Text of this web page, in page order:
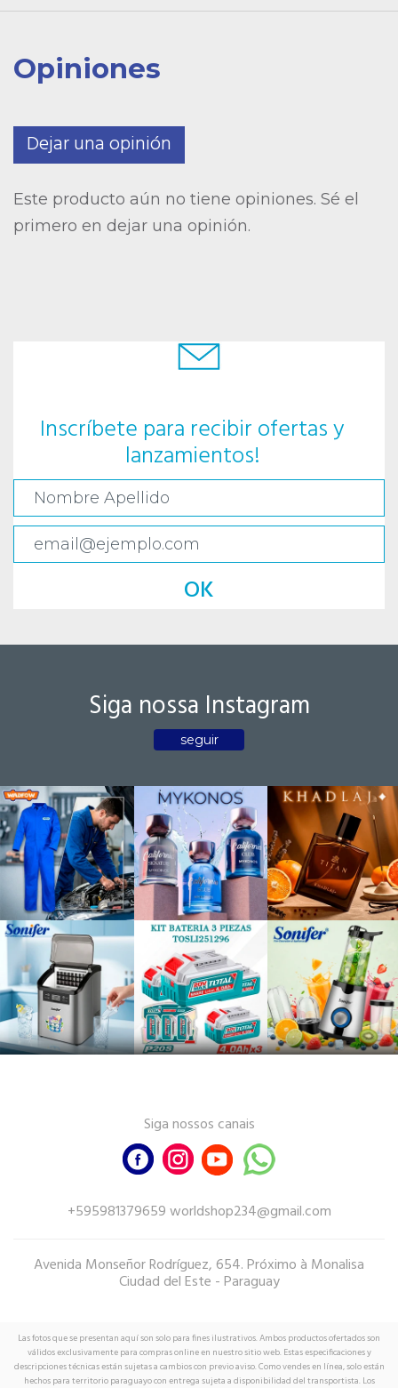
Opiniones
Dejar una opinión
Este producto aún no tiene opiniones. Sé el
primero en dejar una opinión.
Inscríbete para recibir ofertas y
lanzamientos!
OK
Siga nossa Instagram
seguir
Siga nossos canais
+595981379659 worldshop234@gmail.com
Avenida Monseñor Rodríguez, 654. Próximo à Monalisa
Ciudad del Este - Paraguay
Las fotos que se presentan aquí son solo para fines ilustrativos. Ambos productos ofertados son
válidos exclusivamente para compras online en nuestro sitio web. Estas especificaciones y
descripciones técnicas están sujetas a cambios con previo aviso. Como vendes en línea, solo están
hechos para territorio paraguayo con entrega sujeta a disponibilidad del transportista. Los